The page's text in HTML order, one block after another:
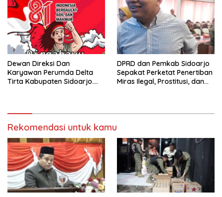
Dewan Direksi Dan
Karyawan Perumda Delta
Tirta Kabupaten Sidoarjo.
Agustus Tahun 2026
DPRD dan Pemkab Sidoarjo
Sepakat Perketat Penertiban
Miras Ilegal, Prostitusi, dan
Rekomendasi untuk kamu